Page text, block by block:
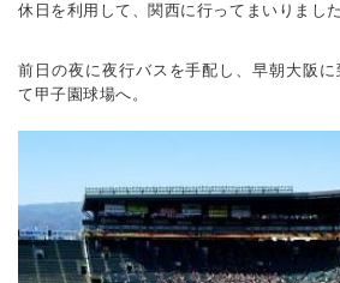
休日を利用して、関西に行ってまいりました
前日の夜に夜行バスを手配し、早朝大阪
て甲子園球場へ。